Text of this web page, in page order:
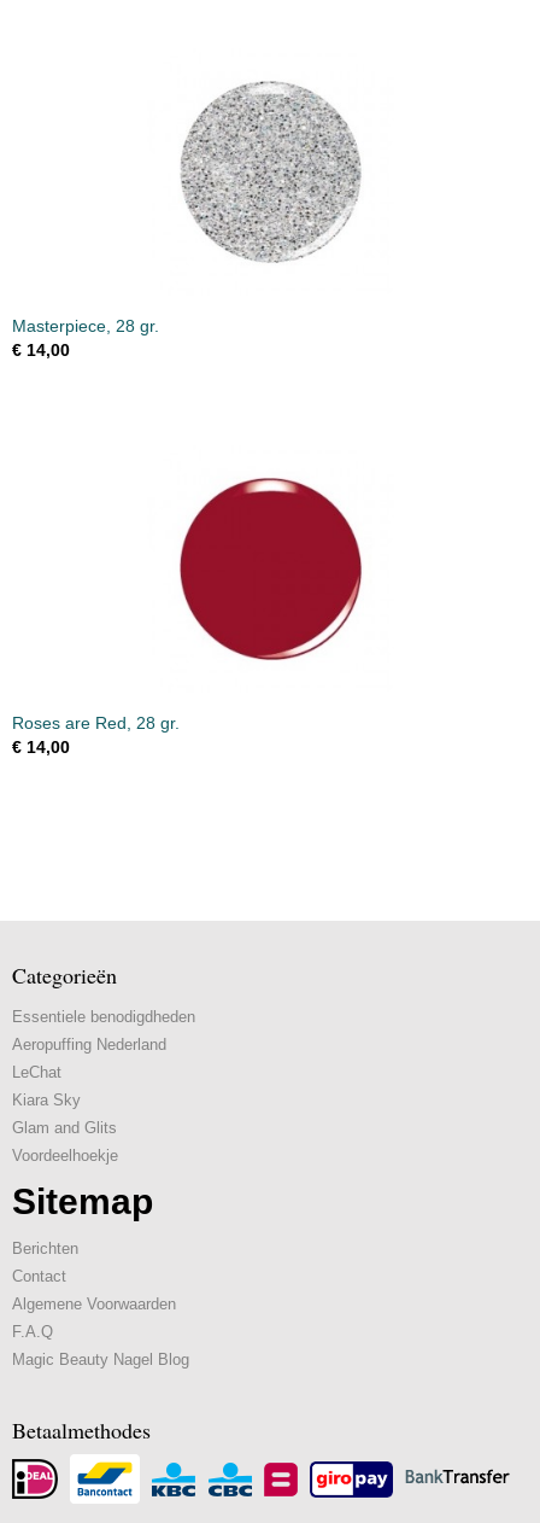
Masterpiece, 28 gr.
€ 14,00
Roses are Red, 28 gr.
€ 14,00
Categorieën
Essentiele benodigdheden
Aeropuffing Nederland
LeChat
Kiara Sky
Glam and Glits
Voordeelhoekje
Sitemap
Berichten
Contact
Algemene Voorwaarden
F.A.Q
Magic Beauty Nagel Blog
Betaalmethodes